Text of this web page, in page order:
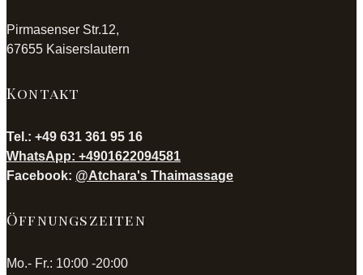
Pirmasenser Str.12,
67655 Kaiserslautern
Kontakt
Tel.: +49 631 361 95 16
WhatsApp: +4901622094581
Facebook: @Atchara's Thaimassage
Öffnungszeiten
Mo.- Fr.: 10:00 -20:00